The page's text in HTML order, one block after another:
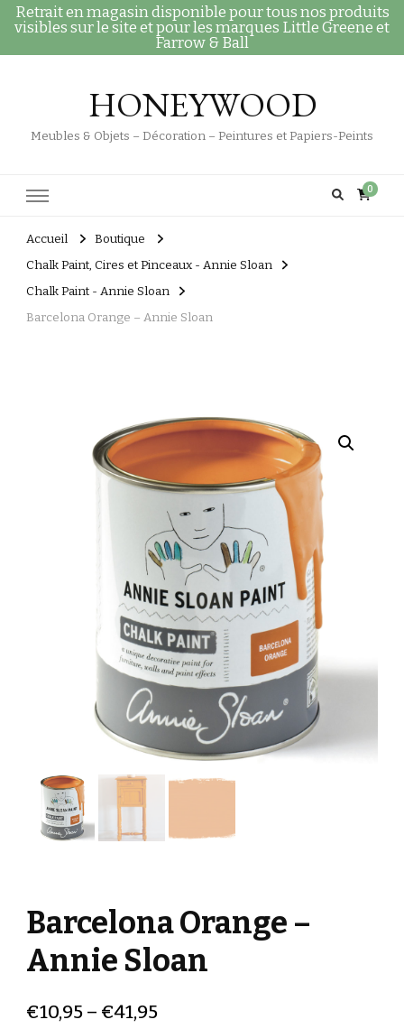
Retrait en magasin disponible pour tous nos produits
visibles sur le site et pour les marques Little Greene et
Farrow & Ball
HONEYWOOD
Meubles & Objets – Décoration – Peintures et Papiers-Peints
0
Accueil
Boutique
Chalk Paint, Cires et Pinceaux - Annie Sloan
Chalk Paint - Annie Sloan
Barcelona Orange – Annie Sloan
Barcelona Orange –
Annie Sloan
€10,95 – €41,95